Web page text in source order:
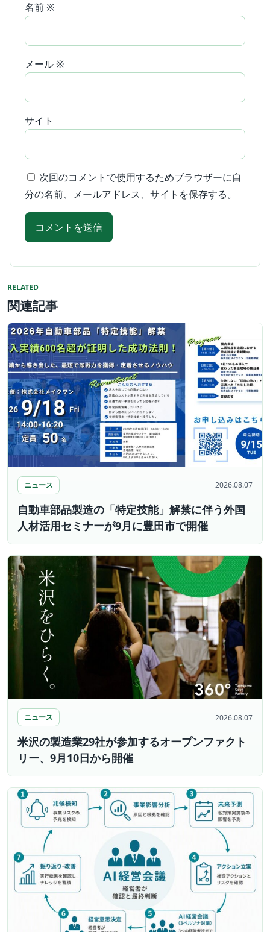
名前 ※
メール ※
サイト
次回のコメントで使用するためブラウザーに自
分の名前、メールアドレス、サイトを保存する。
RELATED
関連記事
ニュース 2026.08.07
自動車部品製造の「特定技能」解禁に伴う外国
人材活用セミナーが9月に豊田市で開催
ニュース 2026.08.07
米沢の製造業29社が参加するオープンファクト
リー、9月10日から開催